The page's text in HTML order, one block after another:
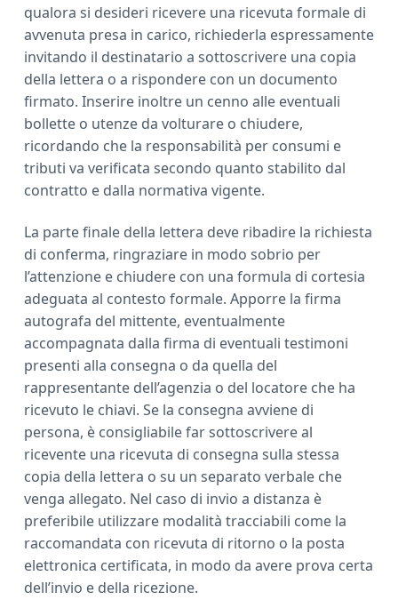
qualora si desideri ricevere una ricevuta formale di
avvenuta presa in carico, richiederla espressamente
invitando il destinatario a sottoscrivere una copia
della lettera o a rispondere con un documento
firmato. Inserire inoltre un cenno alle eventuali
bollette o utenze da volturare o chiudere,
ricordando che la responsabilità per consumi e
tributi va verificata secondo quanto stabilito dal
contratto e dalla normativa vigente.
La parte finale della lettera deve ribadire la richiesta
di conferma, ringraziare in modo sobrio per
l’attenzione e chiudere con una formula di cortesia
adeguata al contesto formale. Apporre la firma
autografa del mittente, eventualmente
accompagnata dalla firma di eventuali testimoni
presenti alla consegna o da quella del
rappresentante dell’agenzia o del locatore che ha
ricevuto le chiavi. Se la consegna avviene di
persona, è consigliabile far sottoscrivere al
ricevente una ricevuta di consegna sulla stessa
copia della lettera o su un separato verbale che
venga allegato. Nel caso di invio a distanza è
preferibile utilizzare modalità tracciabili come la
raccomandata con ricevuta di ritorno o la posta
elettronica certificata, in modo da avere prova certa
dell’invio e della ricezione.